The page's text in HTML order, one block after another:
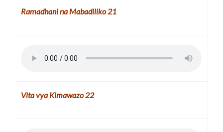
Ramadhani na Mabadiliko 21
Vita vya Kimawazo22